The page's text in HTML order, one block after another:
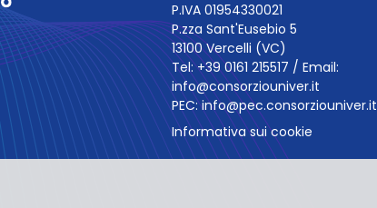
P.IVA 01954330021
P.zza Sant'Eusebio 5
13100 Vercelli (VC)
Tel: +39 0161 215517 / Email:
info@consorziouniver.it
PEC:info@pec.consorziouniver.it
Informativa sui cookie